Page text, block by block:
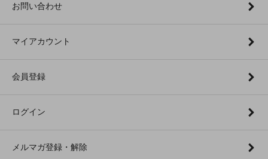
お問い合わせ
マイアカウント
会員登録
ログイン
メルマガ登録・解除